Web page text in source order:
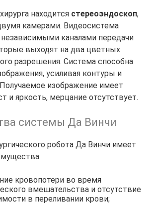
находится стереоэндоскоп,
камерами. Видеосистема
каналами передачи
выходят на два цветных
разрешения. Система способна
усиливая контуры и
изображение имеет
и яркость, мерцание отсутствует.
системы Да Винчи
робота Да Винчи имеет
кровопотери во время
вмешательства и отсутствие
в переливании крови;